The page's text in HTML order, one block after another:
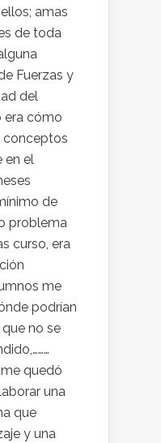
amas
de toda
Fuerzas y
del
era cómo
conceptos
en el
de
problema
curso, era
me
podrían
no se
quedó
una
que
y una